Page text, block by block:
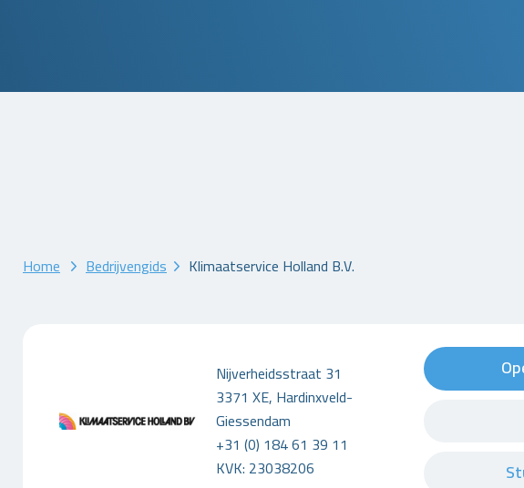
Home Bedrijvengids Klimaatservice Holland B.V.
Nijverheidsstraat 31
3371 XE, Hardinxveld-
Giessendam
+31 (0) 184 61 39 11
KVK: 23038206